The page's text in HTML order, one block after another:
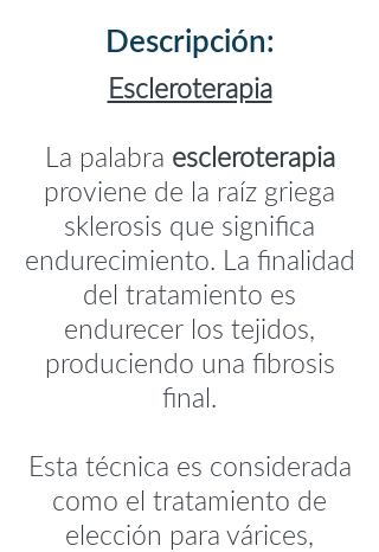
Descripción:
Escleroterapia
La palabra escleroterapia
proviene de la raíz griega
sklerosis que significa
endurecimiento. La finalidad
del tratamiento es
endurecer los tejidos,
produciendo una fibrosis
final.
Esta técnica es considerada
como el tratamiento de
elección para várices,